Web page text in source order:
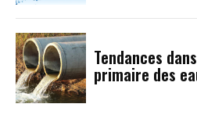
Tendances
primaire des